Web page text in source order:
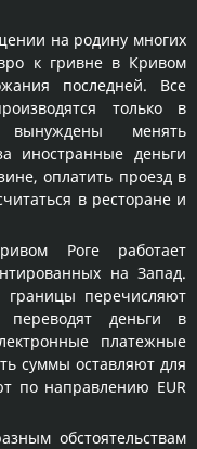
на родину многих
к гривне в Кривом
последней. Все
только в
менять
иностранные деньги
оплатить проезд в
в ресторане и
Роге работает
на Запад.
границы перечисляют
деньги в
платежные
суммы оставляют для
по направлению EUR
обстоятельствам